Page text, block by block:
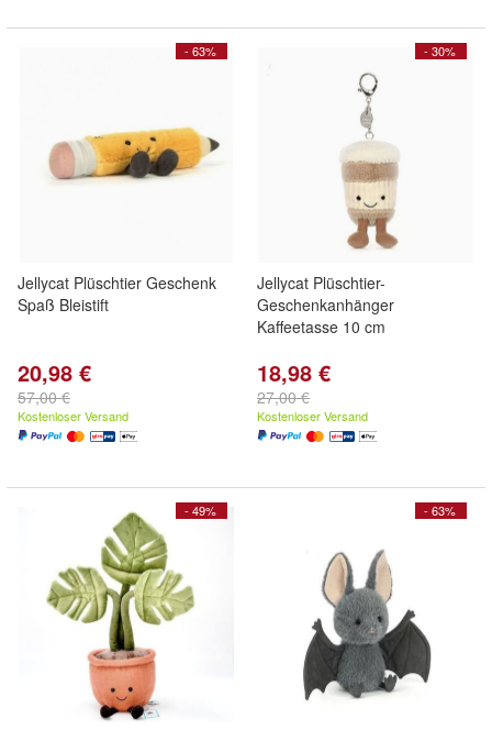
- 63%
Jellycat Plüschtier Geschenk
Spaß Bleistift
20,98 €
57,00 €
Kostenloser Versand
- 30%
Jellycat Plüschtier-
Geschenkanhänger
Kaffeetasse 10 cm
18,98 €
27,00 €
Kostenloser Versand
- 49% - 63%